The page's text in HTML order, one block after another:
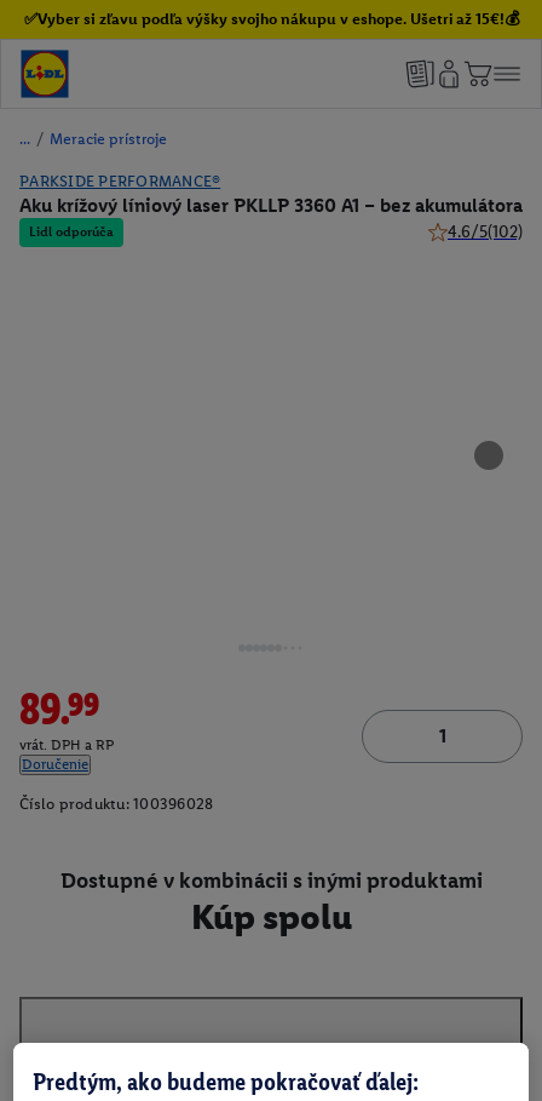
✅Vyber si zľavu podľa výšky svojho nákupu v eshope. Ušetri až 15€!💰
/ Meracie prístroje
PARKSIDE PERFORMANCE®
Aku krížový líniový laser PKLLP 3360 A1 – bez akumulátora
Lidl odporúča 4.6/5(102)
89.99
vrát. DPH a RP
Doručenie
Číslo produktu: 100396028
Dostupné v kombinácii s inými produktami
Kúp spolu
O produkte
Predtým, ako budeme pokračovať ďalej: